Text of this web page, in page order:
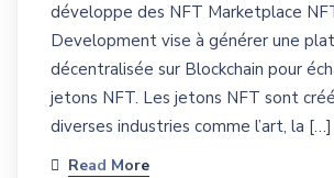
développe des NFT Marketplace
Development vise à générer une
décentralisée sur Blockchain pour
jetons NFT. Les jetons NFT sont
diverses industries comme l’art, la […]
Read More